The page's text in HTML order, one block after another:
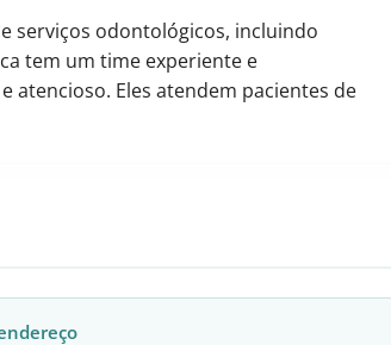
serviços odontológicos, incluindo
tem um time experiente e
Eles atendem pacientes de